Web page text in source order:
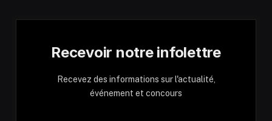
Recevoir notre infolettre
Recevez des informations sur l'actualité,
événement et concours